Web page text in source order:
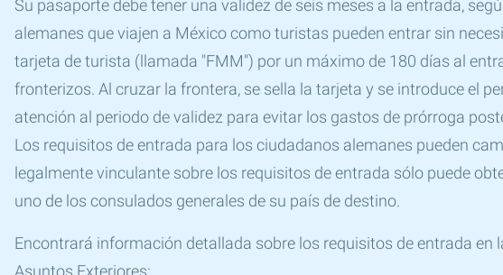
Su pasaporte debe tener una validez de seis meses a la entrada,
alemanes que viajen a México como turistas pueden entrar sin
tarjeta de turista (llamada "FMM") por un máximo de 180 días al
fronterizos. Al cruzar la frontera, se sella la tarjeta y se introduce el
atención al periodo de validez para evitar los gastos de prórroga
Los requisitos de entrada para los ciudadanos alemanes pueden
legalmente vinculante sobre los requisitos de entrada sólo puede
uno de los consulados generales de su país de destino.
Encontrará información detallada sobre los requisitos de entrada en
Asuntos Exteriores: